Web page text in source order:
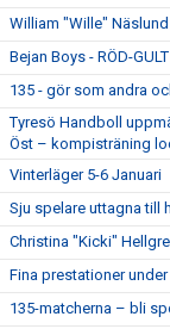
William "Wille" Näslund
Bejan Boys - RÖD-
135 - gör som andra
Tyresö Handboll
Öst – kompisträning
Vinterläger 5-6 Januari
Sju spelare uttagna till
Christina "Kicki"
Fina prestationer
135-matcherna – bli